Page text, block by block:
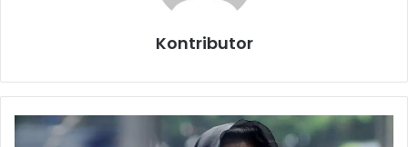
Kontributor
M